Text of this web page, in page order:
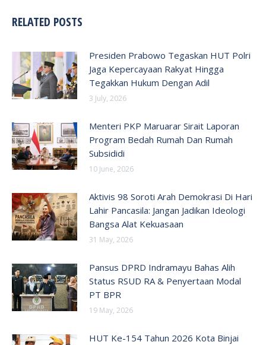
RELATED POSTS
Presiden Prabowo Tegaskan HUT Polri
Jaga Kepercayaan Rakyat Hingga
Tegakkan Hukum Dengan Adil
3 July, 2026
Menteri PKP Maruarar Sirait Laporan
Program Bedah Rumah Dan Rumah
Subsididi
10 June, 2026
Aktivis 98 Soroti Arah Demokrasi Di Hari
Lahir Pancasila: Jangan Jadikan Ideologi
Bangsa Alat Kekuasaan
31 May, 2026
Pansus DPRD Indramayu Bahas Alih
Status RSUD RA & Penyertaan Modal
PT BPR
19 May, 2026
HUT Ke-154 Tahun 2026 Kota Binjai